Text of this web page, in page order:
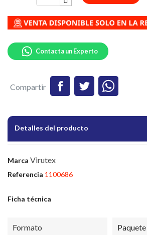
Compartir
Contacta un Experto
Detalles del producto
Marca Virutex
Referencia 1100686
Ficha técnica
Formato Paquete